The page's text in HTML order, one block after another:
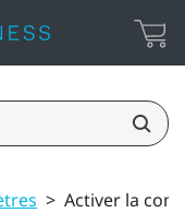
> Activer la